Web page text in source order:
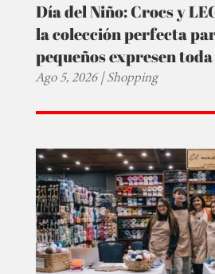
Día del Niño: Crocs y
la colección perfecta
pequeños expresen
Ago 5, 2026|Shopping